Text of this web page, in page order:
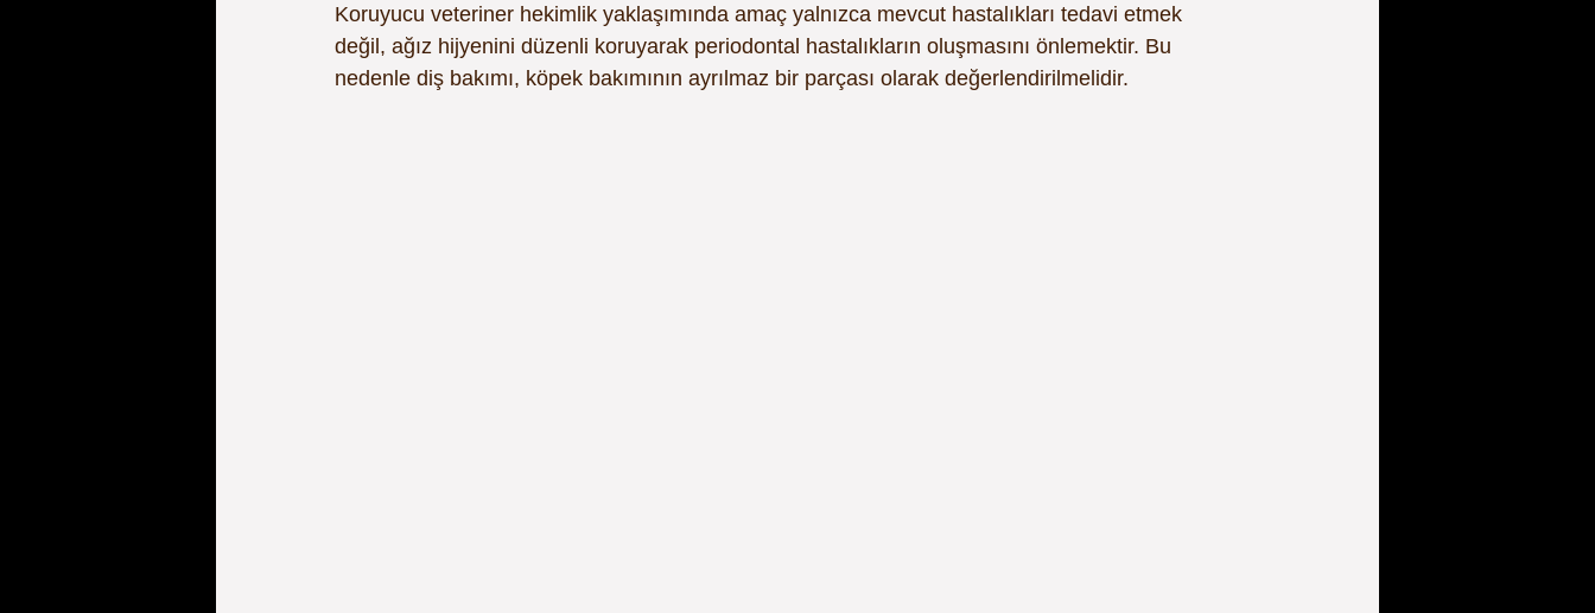
Koruyucu veteriner hekimlik yaklaşımında amaç yalnızca mevcut hastalıkları tedavi etmek
değil, ağız hijyenini düzenli koruyarak periodontal hastalıkların oluşmasını önlemektir. Bu
nedenle diş bakımı, köpek bakımının ayrılmaz bir parçası olarak değerlendirilmelidir.